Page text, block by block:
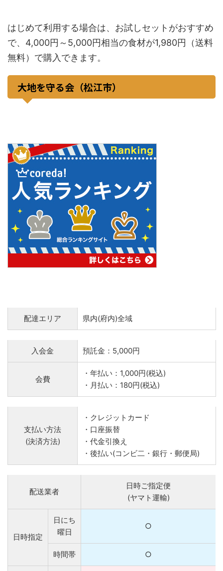
はじめて利用する場合は、お試しセットがおすすめ
で、4,000円～5,000円相当の食材が1,980円（送料
無料）で購入できます。
大地を守る会（松江市）
配達エリア 県内(府内)全域
入会金 預託金：5,000円
会費
・年払い：1,000円(税込)
・月払い：180円(税込)
支払い方法
(決済方法)
・クレジットカード
・口座振替
・代金引換え
・後払い(コンビ二・銀行・郵便局)
配送業者
日時ご指定便
(ヤマト運輸)
日時指定
日にち
曜日
○
時間帯 ○